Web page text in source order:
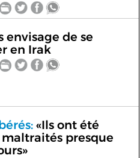
envisage de se
en Irak
«Ils ont été
presque